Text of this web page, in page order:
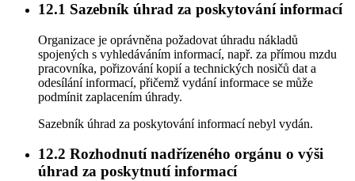
12.1 Sazebník úhrad za poskytování informací
Organizace je oprávněna požadovat úhradu nákladů
spojených s vyhledáváním informací, např. za přímou mzdu
pracovníka, pořizování kopií a technických nosičů dat a
odesílání informací, přičemž vydání informace se může
podmínit zaplacením úhrady.
Sazebník úhrad za poskytování informací nebyl vydán.
12.2 Rozhodnutí nadřízeného orgánu o výši
úhrad za poskytnutí informací